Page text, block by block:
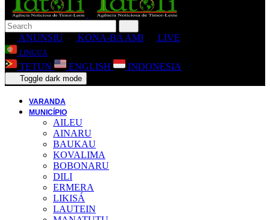
ANUNSIU KONA-BA AMI LIVE
LINGUA
TETUN ENGLISH INDONESIA
Toggle dark mode
VARANDA
MUNICÍPIO
AILEU
AINARU
BAUKAU
KOVALIMA
BOBONARU
DILI
ERMERA
LIKISÁ
LAUTEIN